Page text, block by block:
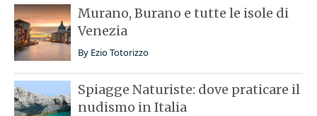
Murano, Burano e tutte le isole di
Venezia
By Ezio Totorizzo
Spiagge Naturiste: dove praticare il
nudismo in Italia